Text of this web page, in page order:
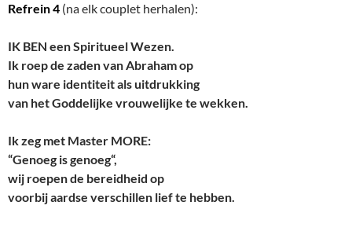
Refrein 4 (na elk couplet herhalen):
IK BEN een Spiritueel Wezen.
Ik roep de zaden van Abraham op
hun ware identiteit als uitdrukking
van het Goddelijke vrouwelijke te wekken.
Ik zeg met Master MORE:
“Genoeg is genoeg“,
wij roepen de bereidheid op
voorbij aardse verschillen lief te hebben.